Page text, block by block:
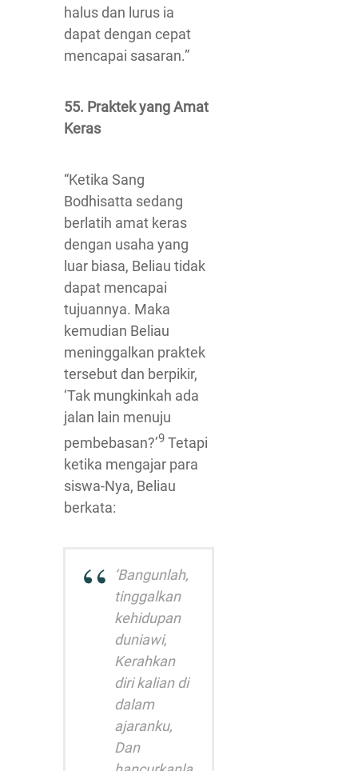
halus dan lurus ia
dapat dengan cepat
mencapai sasaran.”
55. Praktek yang Amat
Keras
“Ketika Sang
Bodhisatta sedang
berlatih amat keras
dengan usaha yang
luar biasa, Beliau tidak
dapat mencapai
tujuannya. Maka
kemudian Beliau
meninggalkan praktek
tersebut dan berpikir,
‘Tak mungkinkah ada
jalan lain menuju
pembebasan?’9 Tetapi
ketika mengajar para
siswa-Nya, Beliau
berkata:
‘Bangunlah,
tinggalkan
kehidupan
duniawi,
Kerahkan
diri kalian di
dalam
ajaranku,
Dan